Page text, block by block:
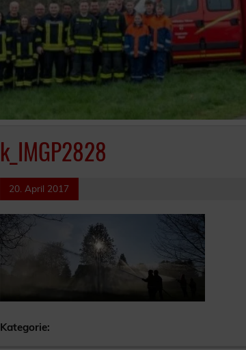
k_IMGP2828
20. April 2017
Kategorie: